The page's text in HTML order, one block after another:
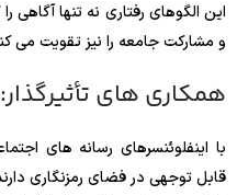
این الگوهای رفتاری نه تنها
و مشارکت جامعه را نیز تقویت می
همکاری های تأثیرگذار:
با اینفلوئنسرهای رسانه های
قابل توجهی در فضای رمزنگاری